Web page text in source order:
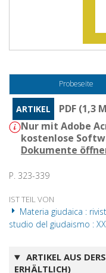
Probeseite
ARTIKEL
PDF (1,3
Nur mit Adobe
kostenlose
Dokumente
P. 323-339
IST TEIL VON
Materia giudaica :
studio del giudaismo :
ARTIKEL AUS
ERHÄLTLICH)